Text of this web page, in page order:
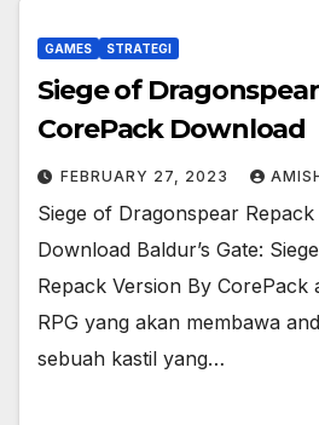
GAMES STRATEGI
Siege of
CorePack Download
FEBRUARY 27, 2023
Siege of Dragonspear
Download Baldur’s Gate:
Repack Version By CorePack
RPG yang akan membawa
sebuah kastil yang…